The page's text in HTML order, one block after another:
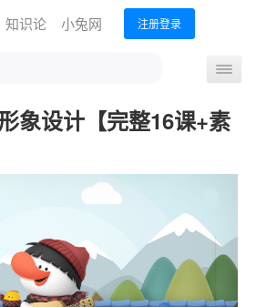
知识论 小兔网 注册登录
导
开
关
公技能 设计创作
运营营销
象设计【完整16课+素